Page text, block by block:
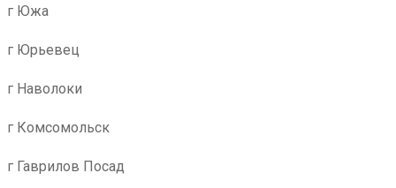
г Южа
г Юрьевец
г Наволоки
г Комсомольск
г Гаврилов Посад